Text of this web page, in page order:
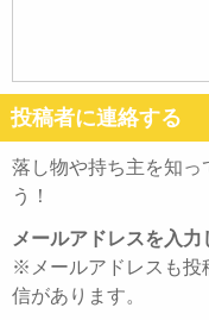
投稿者に連絡する
落し物や持ち主を知っ
う！
メールアドレスを入力
※メールアドレスも投
信があります。